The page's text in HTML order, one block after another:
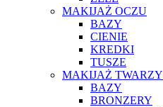
MAKIJAŻ OCZU
BAZY
CIENIE
KREDKI
TUSZE
MAKIJAŻ TWARZY
BAZY
BRONZERY